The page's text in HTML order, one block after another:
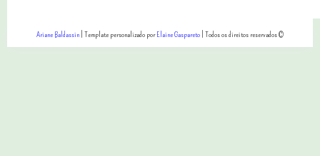
Ariane Baldassin| Template personalizado porElaine Gaspareto| Todos os direitos reservados ©